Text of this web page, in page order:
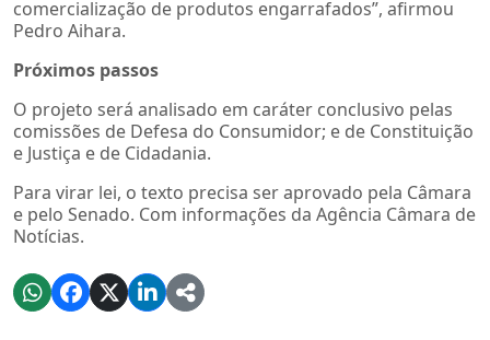
comercialização de produtos engarrafados”, afirmou
Pedro Aihara.
Próximos passos
O projeto será analisado em caráter conclusivo pelas
comissões de Defesa do Consumidor; e de Constituição
e Justiça e de Cidadania.
Para virar lei, o texto precisa ser aprovado pela Câmara
e pelo Senado. Com informações da Agência Câmara de
Notícias.